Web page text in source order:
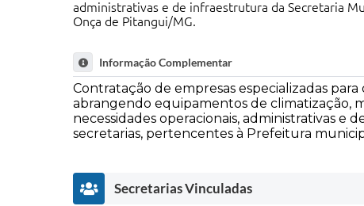
administrativas e de infraestrutura da Secretaria
Onça de Pitangui/MG.
Informação Complementar
Contratação de empresas especializadas
abrangendo equipamentos de climatização,
necessidades operacionais, administrativas e
secretarias, pertencentes à Prefeitura
Secretarias Vinculadas